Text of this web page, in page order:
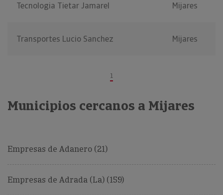
Tecnologia Tietar Jamarel Mijares
Transportes Lucio Sanchez Mijares
1
Municipios cercanos a Mijares
Empresas de Adanero (21)
Empresas de Adrada (La) (159)